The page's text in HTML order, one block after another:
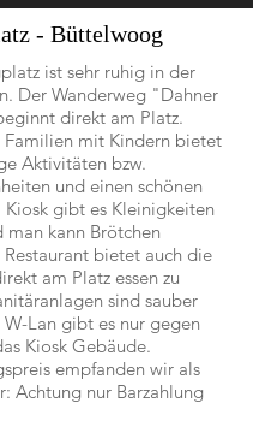
- Büttelwoog
ist sehr ruhig in der
Der Wanderweg "Dahner
direkt am Platz.
Familien mit Kindern bietet
Aktivitäten bzw.
und einen schönen
Kiosk gibt es Kleinigkeiten
man kann Brötchen
bietet auch die
am Platz essen zu
sind sauber
Lan gibt es nur gegen
Kiosk Gebäude.
empfanden wir als
Achtung nur Barzahlung